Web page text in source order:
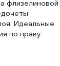
флизелиновой
Идеальные
по праву